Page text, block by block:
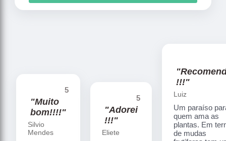
5
"Muito
bom!!!!"
Silvio
Mendes
5
"Adorei
!!!"
Eliete
!!!"
Luiz
Um paraíso
quem ama as
plantas. Em
de mudas